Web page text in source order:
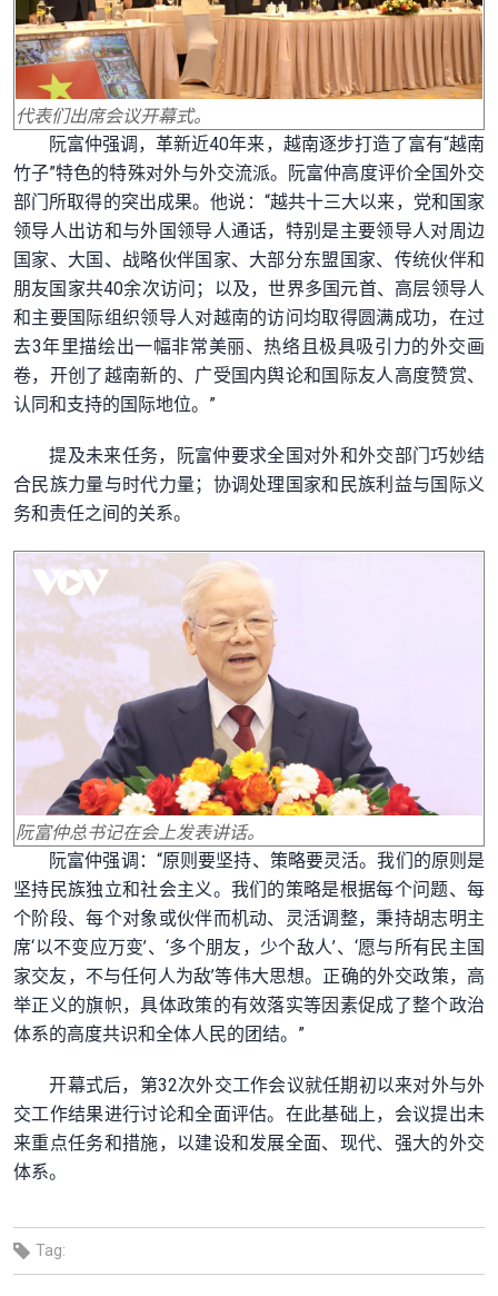
代表们出席会议开幕式。
阮富仲强调，革新近40年来，越南逐步打造了富有“越南
竹子”特色的特殊对外与外交流派。阮富仲高度评价全国外交
部门所取得的突出成果。他说：“越共十三大以来，党和国家
领导人出访和与外国领导人通话，特别是主要领导人对周边
国家、大国、战略伙伴国家、大部分东盟国家、传统伙伴和
朋友国家共40余次访问；以及，世界多国元首、高层领导人
和主要国际组织领导人对越南的访问均取得圆满成功，在过
去3年里描绘出一幅非常美丽、热络且极具吸引力的外交画
卷，开创了越南新的、广受国内舆论和国际友人高度赞赏、
认同和支持的国际地位。”
提及未来任务，阮富仲要求全国对外和外交部门巧妙结
合民族力量与时代力量；协调处理国家和民族利益与国际义
务和责任之间的关系。
阮富仲总书记在会上发表讲话。
阮富仲强调：“原则要坚持、策略要灵活。我们的原则是
坚持民族独立和社会主义。我们的策略是根据每个问题、每
个阶段、每个对象或伙伴而机动、灵活调整，秉持胡志明主
席‘以不变应万变’、‘多个朋友，少个敌人’、‘愿与所有民主国
家交友，不与任何人为敌’等伟大思想。正确的外交政策，高
举正义的旗帜，具体政策的有效落实等因素促成了整个政治
体系的高度共识和全体人民的团结。”
开幕式后，第32次外交工作会议就任期初以来对外与外
交工作结果进行讨论和全面评估。在此基础上，会议提出未
来重点任务和措施，以建设和发展全面、现代、强大的外交
体系。
Tag: